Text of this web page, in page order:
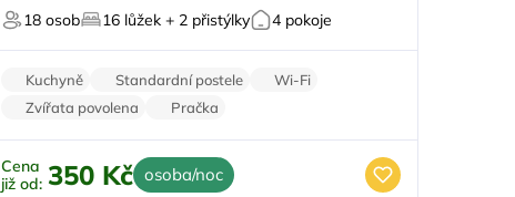
Pro milovníky přírody
18 osob 16 lůžek + 2 přistýlky 4 pokoje
Kuchyně Standardní postele
Wi-Fi
Zvířata povolena
Pračka
Cena
již od: 350 Kč osoba/noc